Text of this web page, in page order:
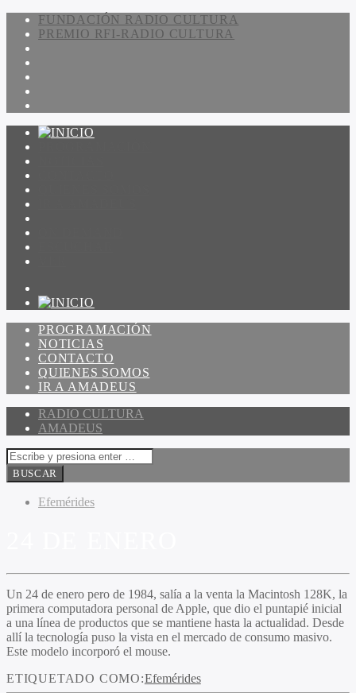
FUNDACIÓN RADIO CULTURA
PREMIO RFI-RADIO CULTURA
PROGRAMACIÓN
NOTICIAS
CONTACTO
QUIENES SOMOS
IR A AMADEUS
RADIO CULTURA
AMADEUS
Efemérides
Un 24 de enero pero de 1984, salía a la venta la Macintosh 128K, la
primera computadora personal de Apple, que dio el puntapié inicial
a una línea de productos que se mantiene hasta la actualidad. Desde
allí la tecnología puso la vista en el mercado de consumo masivo.
Este modelo incorporó el mouse.
ETIQUETADO COMO:Efemérides